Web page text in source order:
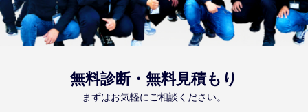
無料診断・無料見積もり
まずはお気軽にご相談ください。